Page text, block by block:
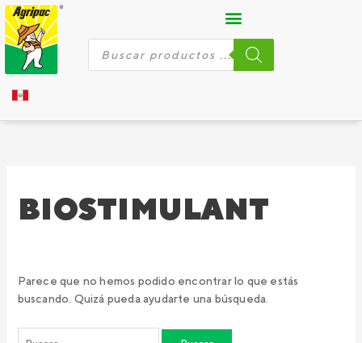
Ir
al
contenido
Búsqueda
BIOSTIMULANT
Parece que no hemos podido encontrar lo que estás
buscando. Quizá pueda ayudarte una búsqueda.
Buscar
por: